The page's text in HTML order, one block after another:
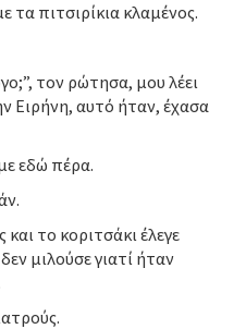
τα πιτσιρίκια κλαμένος.
τον ρώτησα, μου λέει
Ειρήνη, αυτό ήταν, έχασα
εδώ πέρα.
το κοριτσάκι έλεγε
μιλούσε γιατί ήταν